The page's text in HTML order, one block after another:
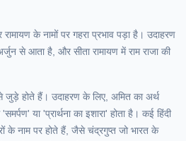
के नामों पर गहरा प्रभाव पड़ा है। उदाहरण
से आता है, और सीता रामायण में राम राजा की
जुड़े होते हैं। उदाहरण के लिए, अमित का अर्थ
या 'प्रार्थना का इशारा' होता है। कई हिंदी
के नाम पर होते हैं, जैसे चंद्रगुप्त जो भारत के